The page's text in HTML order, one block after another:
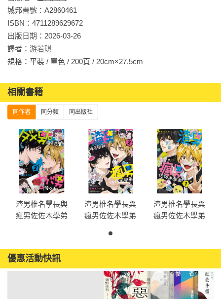
城邦書號：A2860461
ISBN：4711289629672
出版日期：2026-03-26
譯者： 游若琪
規格：平裝 / 單色 / 200頁 / 20cm×27.5cm
相關書籍
同作者 同分類 同出版社
渣男椎名學長與
瘋男佐佐木學弟
渣男椎名學長與
瘋男佐佐木學弟
渣男椎名學長與
瘋男佐佐木學弟
優惠活動快訊